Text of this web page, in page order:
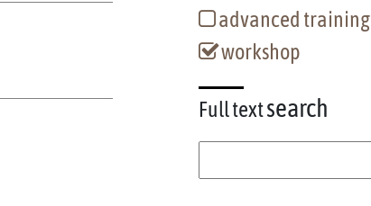
advanced training
workshop
Full textsearch